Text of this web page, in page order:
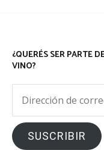
¿QUERÉS SER PARTE
VINO?
correo
electrónico
SUSCRIBIR